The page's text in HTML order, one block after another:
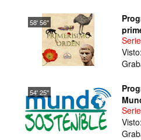
58' 56''
54' 25''